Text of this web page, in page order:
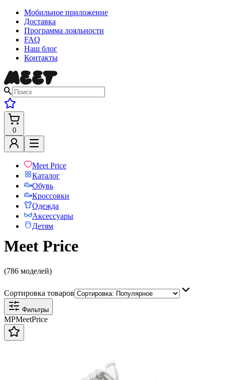
Мобильное приложение
Доставка
Программа лояльности
FAQ
Наш блог
Контакты
0
Meet Price
Каталог
Обувь
Кроссовки
Одежда
Аксессуары
Детям
Meet Price
(786 моделей)
Сортировка товаров
Фильтры
MPMeetPrice